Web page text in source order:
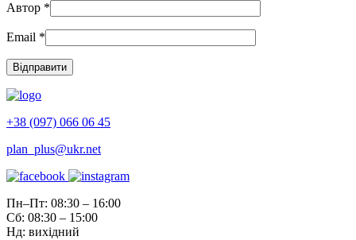
Автор *
Email *
+38 (097) 066 06 45
plan_plus@ukr.net
Пн–Пт: 08:30 – 16:00
Сб: 08:30 – 15:00
Нд: вихідний